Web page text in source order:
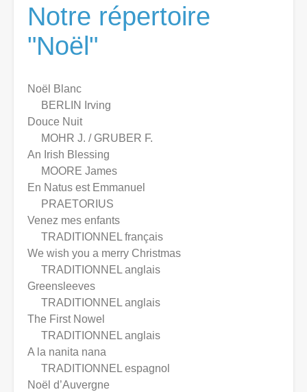
Notre répertoire
"Noël"
Noël Blanc
BERLIN Irving
Douce Nuit
MOHR J. / GRUBER F.
An Irish Blessing
MOORE James
En Natus est Emmanuel
PRAETORIUS
Venez mes enfants
TRADITIONNEL français
We wish you a merry Christmas
TRADITIONNEL anglais
Greensleeves
TRADITIONNEL anglais
The First Nowel
TRADITIONNEL anglais
A la nanita nana
TRADITIONNEL espagnol
Noël d’Auvergne